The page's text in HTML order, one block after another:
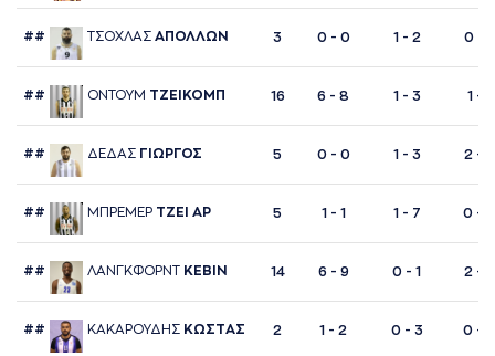
## ΤΣΟΧΛAΣ AΠΟΛΛΩΝ 3 0 - 0 1 - 2 0 - 2
## ΟΝΤΟΥΜ ΤΖΕΙΚΟΜΠ 16 6 - 8 1 - 3 1 - 1
## ΔΕΔAΣ ΓΙΩΡΓΟΣ 5 0 - 0 1 - 3 2 - 4
## ΜΠΡΕΜΕΡ ΤΖΕΙ AΡ 5 1 - 1 1 - 7 0 - 0
## ΛAΝΓΚΦΟΡΝΤ ΚΕΒΙΝ 14 6 - 9 0 - 1 2 - 3
## ΚAΚAΡΟΥΔΗΣ ΚΩΣΤAΣ 2 1 - 2 0 - 3 0 - 0